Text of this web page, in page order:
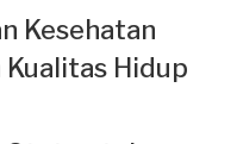
Kesehatan
Hidup